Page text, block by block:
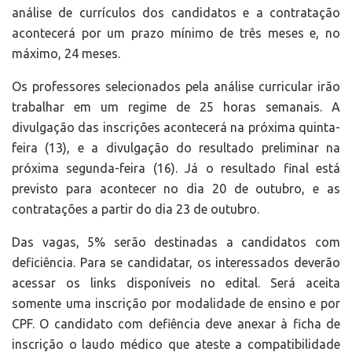
análise de currículos dos candidatos e a contratação
acontecerá por um prazo mínimo de três meses e, no
máximo, 24 meses.
Os professores selecionados pela análise curricular irão
trabalhar em um regime de 25 horas semanais. A
divulgação das inscrições acontecerá na próxima quinta-
feira (13), e a divulgação do resultado preliminar na
próxima segunda-feira (16). Já o resultado final está
previsto para acontecer no dia 20 de outubro, e as
contratações a partir do dia 23 de outubro.
Das vagas, 5% serão destinadas a candidatos com
deficiência. Para se candidatar, os interessados deverão
acessar os links disponíveis no edital. Será aceita
somente uma inscrição por modalidade de ensino e por
CPF. O candidato com defiência deve anexar à ficha de
inscrição o laudo médico que ateste a compatibilidade